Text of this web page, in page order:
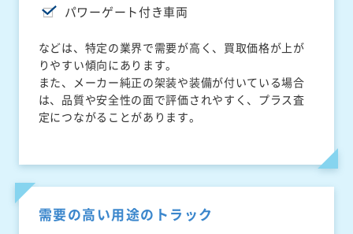
パワーゲート付き車両
などは、特定の業界で需要が高く、買取価格が上が
りやすい傾向にあります。
また、メーカー純正の架装や装備が付いている場合
は、品質や安全性の面で評価されやすく、プラス査
定につながることがあります。
需要の高い用途のトラック